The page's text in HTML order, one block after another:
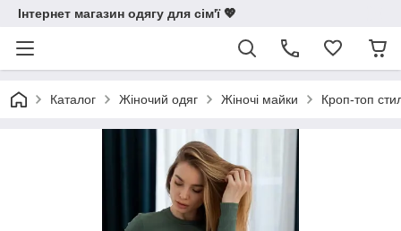
Інтернет магазин одягу для сім'ї 💖
Каталог Жіночий одяг Жіночі майки Кроп-топ